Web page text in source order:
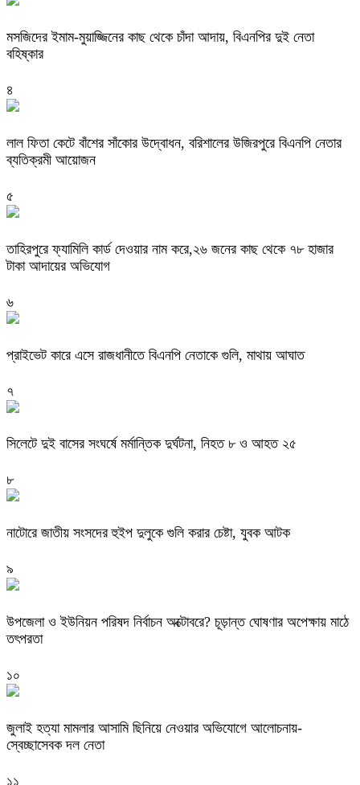
মসজিদের ইমাম-মুয়াজ্জিনের কাছ থেকে চাঁদা আদায়, বিএনপির দুই নেতা
বহিষ্কার
৪
‎লাল ফিতা কেটে বাঁশের সাঁকোর উদ্বোধন, বরিশালের উজিরপুরে বিএনপি নেতার
ব্যতিক্রমী আয়োজন
৫
তাহিরপুরে ফ্যামিলি কার্ড দেওয়ার নাম করে,২৬ জনের কাছ থেকে ৭৮ হাজার
টাকা আদায়ের অভিযোগ
৬
প্রাইভেট কারে এসে রাজধানীতে বিএনপি নেতাকে গুলি, মাথায় আঘাত
৭
সিলেটে দুই বাসের সংঘর্ষে মর্মান্তিক দুর্ঘটনা, নিহত ৮ ও আহত ২৫
৮
নাটোরে জাতীয় সংসদের হুইপ দুলুকে গুলি করার চেষ্টা, যুবক আটক
৯
উপজেলা ও ইউনিয়ন পরিষদ নির্বাচন অক্টোবরে? চূড়ান্ত ঘোষণার অপেক্ষায় মাঠে
তৎপরতা
১০
জুলাই হত্যা মামলার আসামি ছিনিয়ে নেওয়ার অভিযোগে আলোচনায়-
স্বেচ্ছাসেবক দল নেতা
১১